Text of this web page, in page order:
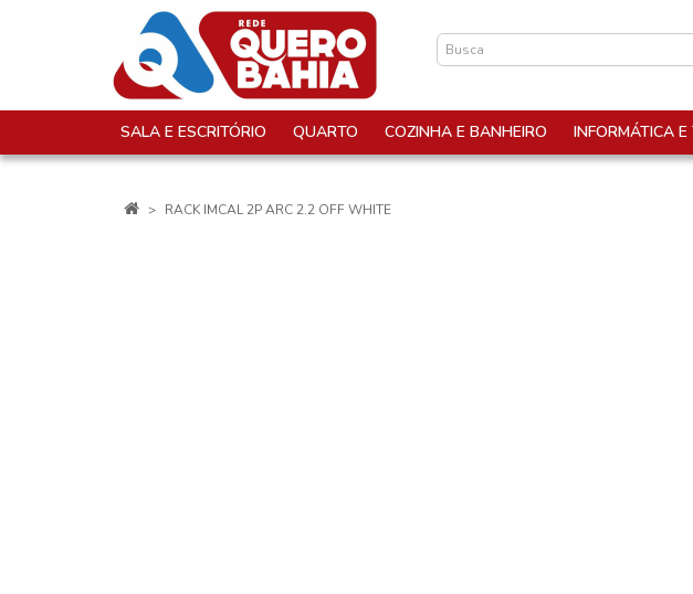
SALA E ESCRITÓRIO QUARTO COZINHA E BANHEIRO INFORMÁTICA
RACK IMCAL 2P ARC 2.2 OFF WHITE